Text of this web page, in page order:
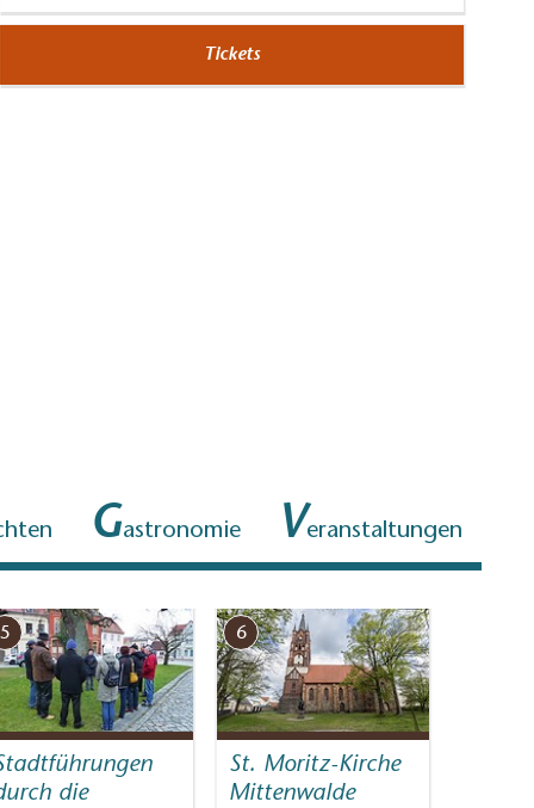
Tickets
Gastronomie Veranstaltungen
5
die
6
St. Moritz-Kirche
Mittenwalde